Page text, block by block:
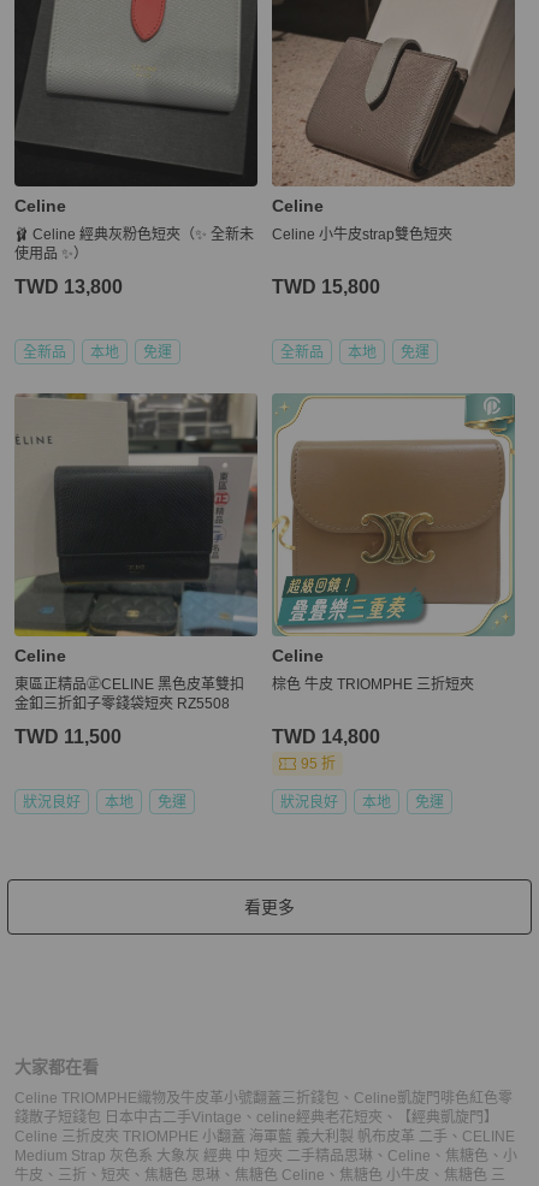
Celine
🩰 Celine 經典灰粉色短夾（✨ 全新未
使用品 ✨）
TWD 13,800
全新品 本地 免運
Celine
Celine 小牛皮strap雙色短夾
TWD 15,800
全新品 本地 免運
Celine
東區正精品㊣CELINE 黑色皮革雙扣
金釦三折釦子零錢袋短夾 RZ5508
TWD 11,500
狀況良好 本地 免運
Celine
棕色 牛皮 TRIOMPHE 三折短夾
TWD 14,800
95 折
狀況良好 本地 免運
看更多
大家都在看
Celine TRIOMPHE織物及牛皮革小號翻蓋三折錢包 、 Celine凱旋門啡色紅色零
錢散子短錢包 日本中古二手Vintage 、 celine經典老花短夾 、
【經典凱旋門】
Celine 三折皮夾 TRIOMPHE 小翻蓋 海軍藍 義大利製 帆布皮革 二手 、 CELINE
Medium Strap 灰色系 大象灰 經典 中 短夾 二手精品思琳 、 Celine 、 焦糖色 、 小
牛皮 、 三折 、 短夾 、 焦糖色 思琳 、 焦糖色 Celine 、 焦糖色 小牛皮 、 焦糖色 三